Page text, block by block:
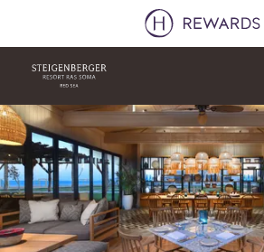
Diapositiva 1 di 1
08/08/2026
1 Camera/e ⋅ 1 Adulto